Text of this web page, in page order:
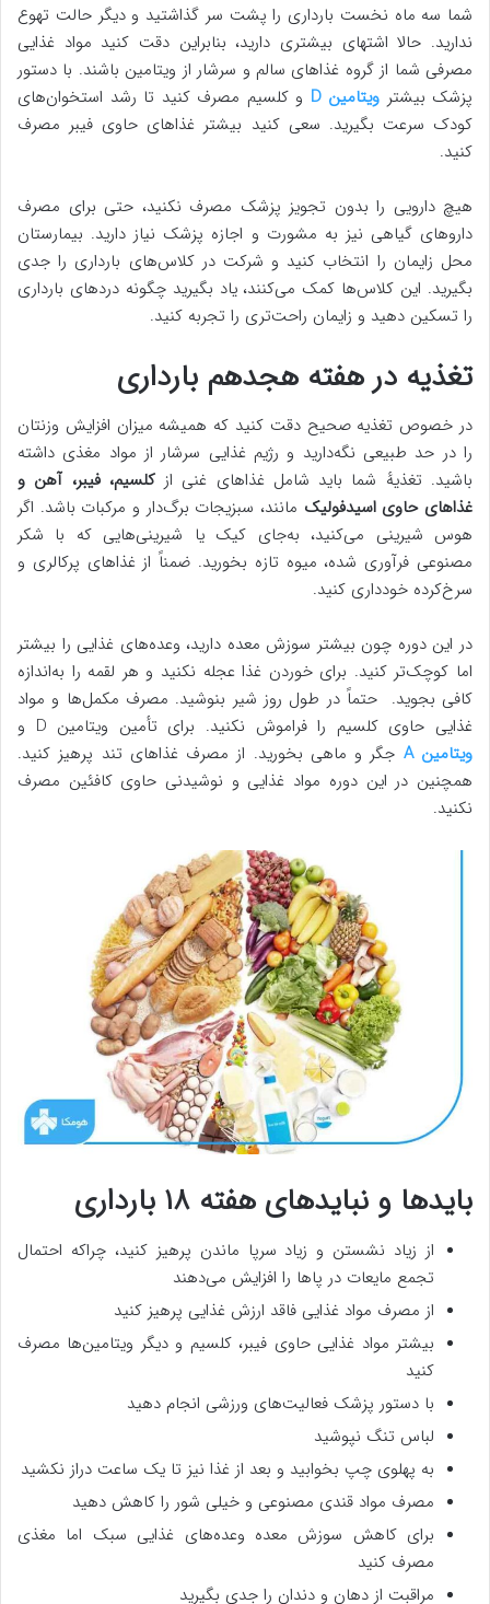
شما سه ماه نخست بارداری را پشت سر گذاشتید و دیگر حالت تهوع
ندارید. حالا اشتهای بیشتری دارید، بنابراین دقت کنید مواد غذایی
مصرفی شما از گروه غذاهای سالم و سرشار از ویتامین باشند. با دستور
پزشک بیشتر ویتامین D
و کلسیم مصرف کنید تا رشد استخوان‌های
کودک سرعت بگیرید. سعی کنید بیشتر غذاهای حاوی فیبر مصرف
کنید.
هیچ دارویی را بدون تجویز پزشک مصرف نکنید، حتی برای مصرف
داروهای گیاهی نیز به مشورت و اجازه پزشک نیاز دارید. بیمارستان
محل زایمان را انتخاب کنید و شرکت در کلاس‌های بارداری را جدی
بگیرید. این کلاس‌ها کمک می‌کنند، یاد بگیرید چگونه دردهای بارداری
را تسکین دهید و زایمان راحت‌تری را تجربه کنید.
تغذیه در هفته هجدهم بارداری
در خصوص تغذیه صحیح دقت کنید که همیشه میزان افزایش وزنتان
را در حد طبیعی نگه‌دارید و رژیم غذایی سرشار از مواد مغذی داشته
باشید. تغذیهٔ شما باید شامل غذاهای غنی ازکلسیم، فیبر، آهن و
غذاهای حاوی اسیدفولیک مانند، سبزیجات برگ‌دار و مرکبات باشد. اگر
هوس شیرینی می‌کنید، به‌جای کیک یا شیرینی‌هایی که با شکر
مصنوعی فرآوری شده، میوه تازه بخورید. ضمناً از غذاهای پرکالری و
سرخ‌کرده خودداری کنید.
در این دوره چون بیشتر سوزش معده دارید، وعده‌های غذایی را بیشتر
اما کوچک‌تر کنید. برای خوردن غذا عجله نکنید و هر لقمه را به‌اندازه
کافی بجوید. حتماً در طول روز شیر بنوشید. مصرف مکمل‌ها و مواد
غذایی حاوی کلسیم را فراموش نکنید. برای تأمین ویتامین D و
ویتامین A
جگر و ماهی بخورید. از مصرف غذاهای تند پرهیز کنید.
همچنین در این دوره مواد غذایی و نوشیدنی حاوی کافئین مصرف
نکنید.
بایدها و نبایدهای هفته ۱۸ بارداری
از زیاد نشستن و زیاد سرپا ماندن پرهیز کنید، چراکه احتمال
تجمع مایعات در پاها را افزایش می‌دهند
از مصرف مواد غذایی فاقد ارزش غذایی پرهیز کنید
بیشتر مواد غذایی حاوی فیبر، کلسیم و دیگر ویتامین‌ها مصرف
کنید
با دستور پزشک فعالیت‌های ورزشی انجام دهید
لباس تنگ نپوشید
به پهلوی چپ بخوابید و بعد از غذا نیز تا یک ساعت دراز نکشید
مصرف مواد قندی مصنوعی و خیلی شور را کاهش دهید
برای کاهش سوزش معده وعده‌های غذایی سبک اما مغذی
مصرف کنید
مراقبت از دهان و دندان را جدی بگیرید